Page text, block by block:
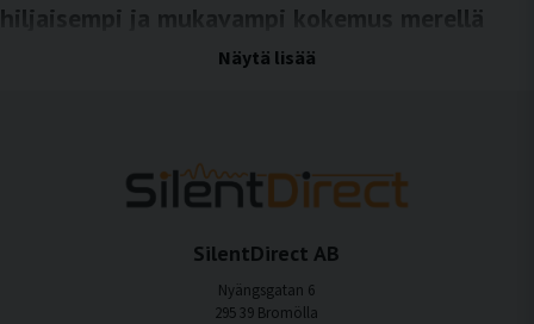
hiljaisempi ja mukavampi kokemus merellä
Veneen ovien ja luukkujen äänieristys on tehokas keino vähentää moottorin,
aaltojen ja tärinän aiheuttamaa melua, joka muuten leviää veneen eri tiloihin.
huomattavasti rauhallisemman ja miellyttävämmän ympäristön veneessä.
Ovien ja luukkujen äänieristyksen edut
Vähemmän melua tilojen välillä
Ovien ja luukkujen äänieristys vähentää moottorin ja koneiden melua aluksella.
Näytä lisää
SilentDirect AB
Nyängsgatan 6
295 39 Bromölla